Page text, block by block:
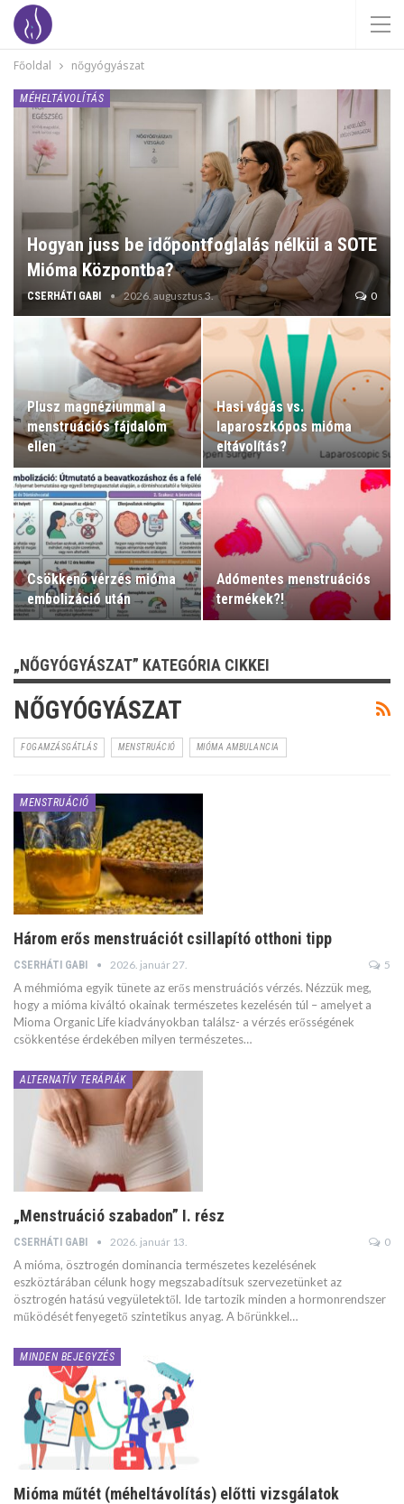
Főoldal nőgyógyászat
MÉHELTÁVOLÍTÁS
Hogyan juss be időpontfoglalás nélkül a SOTE
Mióma Központba?
CSERHÁTI GABI 2026. augusztus 3. 0
Plusz magnéziummal a
menstruációs fájdalom
ellen
Hasi vágás vs.
laparoszkópos mióma
eltávolítás?
Csökkenő vérzés mióma
embolizáció után
Adómentes menstruációs
termékek?!
„NŐGYÓGYÁSZAT” KATEGÓRIA CIKKEI
NŐGYÓGYÁSZAT
FOGAMZÁSGÁTLÁS MENSTRUÁCIÓ MIÓMA AMBULANCIA
MENSTRUÁCIÓ
Három erős menstruációt csillapító otthoni tipp
CSERHÁTI GABI 2026. január 27. 5
A méhmióma egyik tünete az erős menstruációs vérzés. Nézzük meg,
hogy a mióma kiváltó okainak természetes kezelésén túl – amelyet a
Mioma Organic Life kiadványokban találsz- a vérzés erősségének
csökkentése érdekében milyen természetes…
ALTERNATÍV TERÁPIÁK
„Menstruáció szabadon” I. rész
CSERHÁTI GABI 2026. január 13. 0
A mióma, ösztrogén dominancia természetes kezelésének
eszköztárában célunk hogy megszabadítsuk szervezetünket az
ösztrogén hatású vegyületektől. Ide tartozik minden a hormonrendszer
működését fenyegető szintetikus anyag. A bőrünkkel…
MINDEN BEJEGYZÉS
Mióma műtét (méheltávolítás) előtti vizsgálatok